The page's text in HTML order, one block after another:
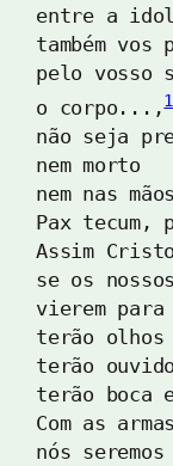
entre a
também vos
pelo vosso
o corpo...,1
não seja
nem morto
nem nas
Pax tecum,
se os
vierem
terão olhos
terão
terão boca
Com as
nós